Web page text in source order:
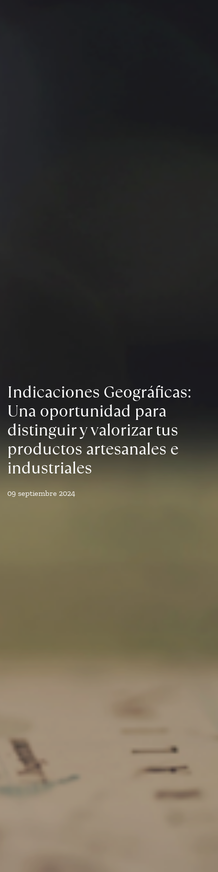
Indicaciones Geográficas:
Una oportunidad para
distinguir y valorizar tus
productos artesanales e
industriales
09 septiembre 2024